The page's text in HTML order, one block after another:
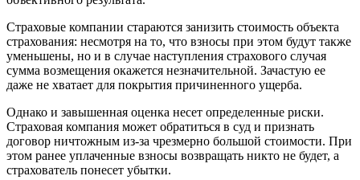
Страховые компании стараются занизить стоимость объекта
страхования: несмотря на то, что взносы при этом будут также
уменьшены, но и в случае наступления страхового случая
сумма возмещения окажется незначительной. Зачастую ее
даже не хватает для покрытия причиненного ущерба.
Однако и завышенная оценка несет определенные риски.
Страховая компания может обратиться в суд и признать
договор ничтожным из-за чрезмерно большой стоимости. При
этом ранее уплаченные взносы возвращать никто не будет, а
страхователь понесет убытки.
Боготол
Большой Камень
Бор
Борзя
Борисоглебск
Братск
Бронницы
Брянск
Бугульма